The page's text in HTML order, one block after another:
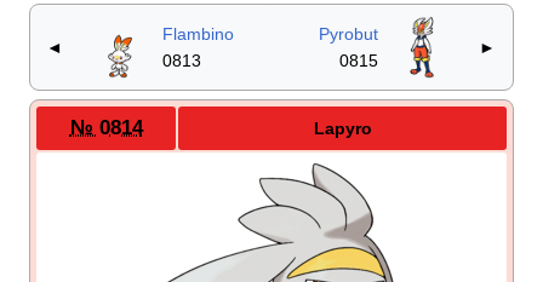
◄
Flambino
0813
Pyrobut
0815
►
№ 0814 Lapyro